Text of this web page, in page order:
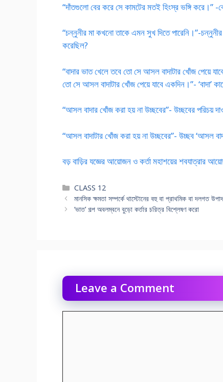
“দাঁতগুলো বের করে সে কামটের মতই হিংস্র ভঙ্গি
“চন্নুনীর মা কখনো তাকে এমন সুখ দিতে পারেনি।”-চন্নুনীর
করেছিল?
“বাদার ভাত খেলে তবে তো সে আসল বাদাটার খোঁজ পেয়ে
তো সে আসল বাদাটার খোঁজ পেয়ে যাবে একদিন।”- ‘বাদা’
“আসল বাদার খোঁজ করা হয় না উচ্ছবের”- উচ্ছবের পরিচয়
“আসল বাদাটার খোঁজ করা হয় না উচ্ছবের”- উচ্ছব ‘আসল
বড় বাড়ির যজ্ঞের আয়োজন ও কর্তা মহাশয়ের শবযাত্রার
Categories
CLASS 12
মানসিক ক্ষমতা সম্পর্কে থাস্টোনের বহু বা প্রাথমিক বা দলগত
‘ভাত’ গল্প অবলম্বনে বুড়ো কর্তার চরিত্র বিশ্লেষণ করো
Leave a Comment